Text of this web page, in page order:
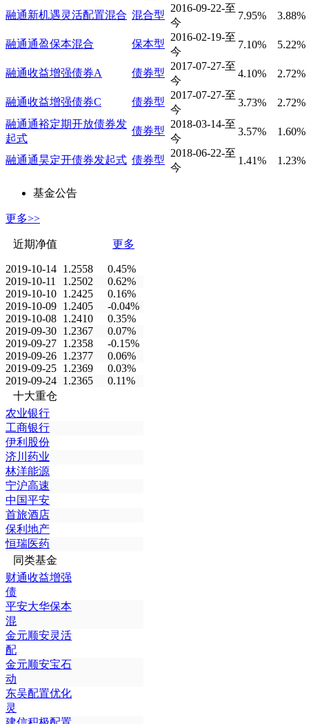
融通新机遇灵活配置混合 混合型
2016-09-22-至
今
7.95% 3.88%
融通通盈保本混合 保本型
2016-02-19-至
今
7.10% 5.22%
融通收益增强债券A 债券型
2017-07-27-至
今
4.10% 2.72%
融通收益增强债券C 债券型
2017-07-27-至
今
3.73%
2.72%
融通通裕定期开放债券发
起式
债券型
2018-03-14-至
今
3.57% 1.60%
融通通昊定开债券发起式 债券型
2018-06-22-至
今
1.41% 1.23%
基金公告
更多>>
近期净值 更多
2019-10-14 1.2558
0.45%
2019-10-11
1.2502
0.62%
2019-10-10 1.2425
0.16%
2019-10-09 1.2405
-0.04%
2019-10-08 1.2410
0.35%
2019-09-30 1.2367
0.07%
2019-09-27 1.2358
-0.15%
2019-09-26 1.2377
0.06%
2019-09-25 1.2369
0.03%
2019-09-24 1.2365
0.11%
十大重仓
农业银行
工商银行
伊利股份
济川药业
林洋能源
宁沪高速
中国平安
首旅酒店
保利地产
恒瑞医药
同类基金
财通收益增强
债
平安大华保本
混
金元顺安灵活
配
金元顺安宝石
动
东吴配置优化
灵